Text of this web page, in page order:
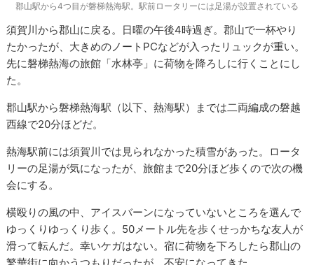
郡山駅から4つ目が磐梯熱海駅。駅前ロータリーには足湯が設置されている
須賀川から郡山に戻る。日曜の午後4時過ぎ。郡山で一杯やり
たかったが、大きめのノートPCなどが入ったリュックが重い。
先に磐梯熱海の旅館「水林亭」に荷物を降ろしに行くことにし
た。
郡山駅から磐梯熱海駅（以下、熱海駅）までは二両編成の磐越
西線で20分ほどだ。
熱海駅前には須賀川では見られなかった積雪があった。ロータ
リーの足湯が気になったが、旅館まで20分ほど歩くので次の機
会にする。
横殴りの風の中、アイスバーンになっていないところを選んで
ゆっくりゆっくり歩く。50メートル先を歩くせっかちな友人が
滑って転んだ。幸いケガはない。宿に荷物を下ろしたら郡山の